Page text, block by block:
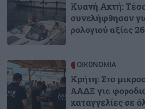
Κυανή Ακτή:
συνελήφθησαν
ρολογιού αξίας
Image ΟΙΚΟΝΟΜΙΑ
Κρήτη: Στο
ΑΑΔΕ για
καταγγελίες σε